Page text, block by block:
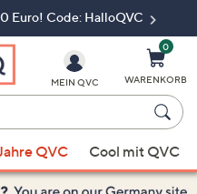
Euro! Code: HalloQVC
MEIN QVC
0
WARENKORB
QVC Cool mit QVC